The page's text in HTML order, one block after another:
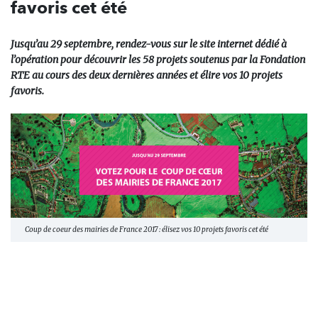
favoris cet été
Jusqu’au 29 septembre, rendez-vous sur le site internet dédié à
l’opération pour découvrir les 58 projets soutenus par la Fondation
RTE au cours des deux dernières années et élire vos 10 projets
favoris.
Coup de coeur des mairies de France 2017 : élisez vos 10 projets favoris cet été